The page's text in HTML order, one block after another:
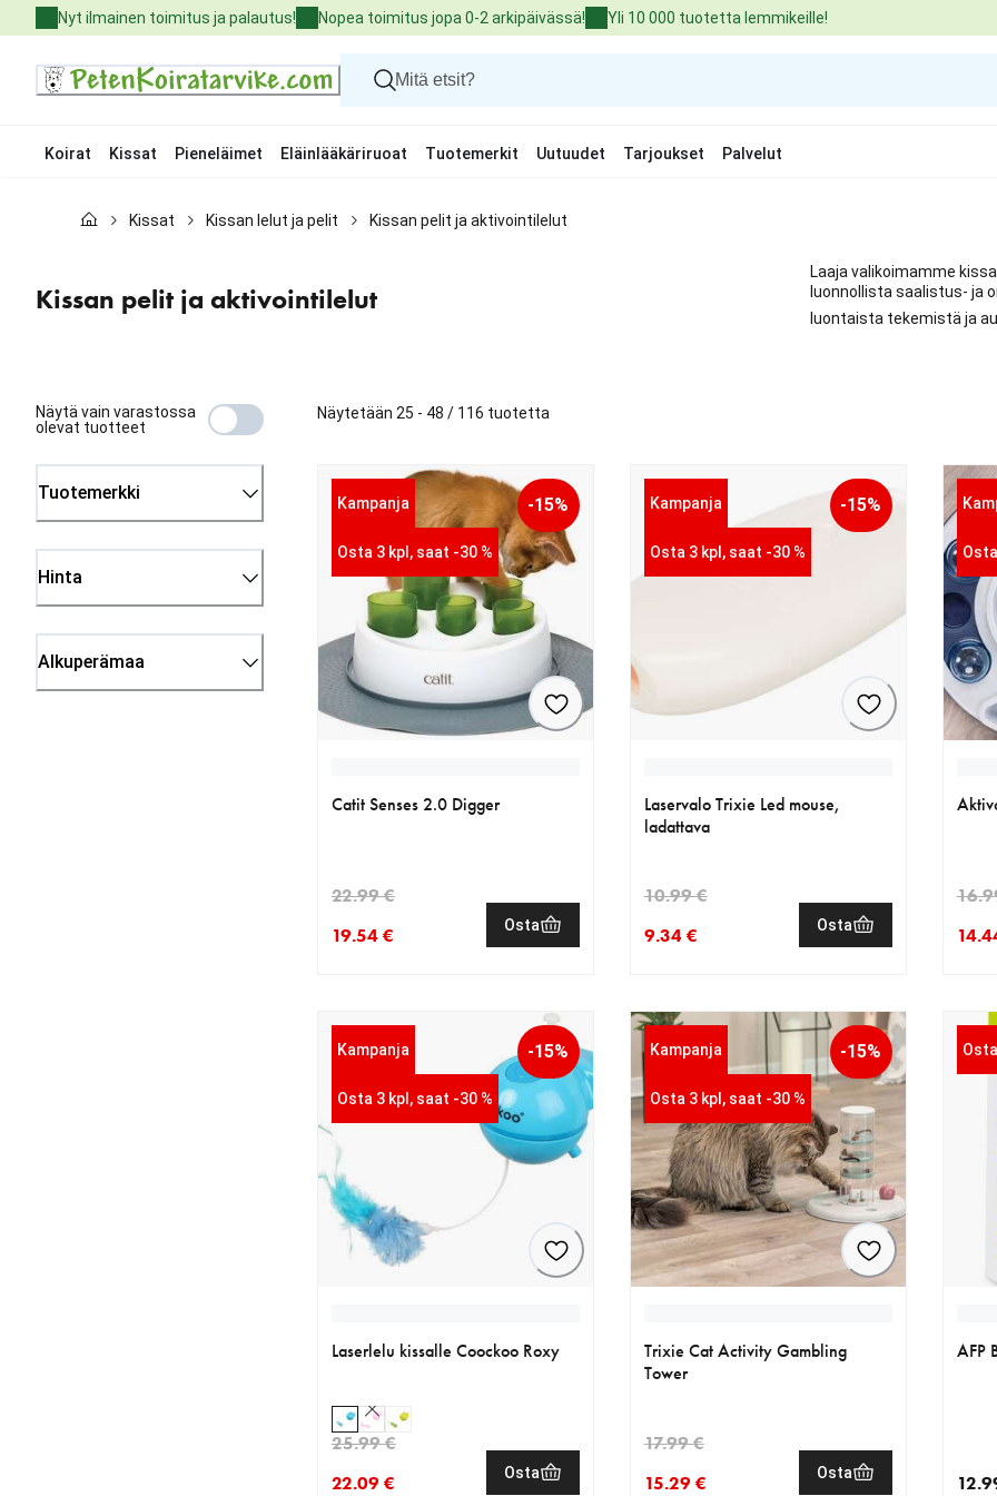
to
Nyt ilmainen toimitus ja palautus! Nopea toimitus jopa 0-2 arkipäivässä! Yli 10 000 tuotetta lemmikeille!
Koirat Kissat Pieneläimet Eläinlääkäriruoat Tuotemerkit Uutuudet Tarjoukset Palvelut
Kissat
Tuotemerkit
Uutuudet
Kissat Kissan lelut ja pelit Kissan pelit ja aktivointilelut
Kissan pelit ja aktivointilelut
Laaja valikoimamme
luonnollista saalistus- ja
luontaista tekemistä ja
Näytä vain varastossa
olevat tuotteet
Tuotemerkki
Hinta
Alkuperämaa
Näytetään 25 - 48 / 116 tuotetta
Kampanja
Osta 3 kpl, saat -30 %
-15%
Catit Senses 2.0 Digger
19.54 €
22.99 €
Osta
Kampanja
Osta 3 kpl, saat -30 %
-15%
Laservalo Trixie Led mouse,
ladattava
9.34 €
10.99 €
Osta
Kampanja
Osta 3 kpl, saat -30 %
-15%
Laserlelu kissalle Coockoo Roxy
22.09 €
25.99 €
Osta
Kampanja
Osta 3 kpl, saat -30 %
-15%
Trixie Cat Activity Gambling
Tower
15.29 €
17.99 €
Osta
AFP